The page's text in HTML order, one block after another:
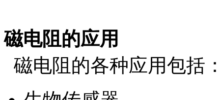
磁电阻的应用
磁电阻的各种应用包括